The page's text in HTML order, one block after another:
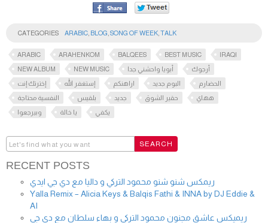
CATEGORIES ARABIC BLOG SONG OF WEEK TALK
ARABIC ARAHENKOM BALQEES BEST MUSIC
IRAQI
NEW ALBUM
NEW MUSIC أبويا واحشني جدا
أرجوك
إخترتك إنت
إستغفر الله اراهنكم البوم جديد
الحضارم
النفسية محتاجة
بلقيس جديد حقير الشوق
ههاي
وبيرجعوا
يا خالة يكفي
RECENT POSTS
ريمكس شنو شنو محمود التركي و داليا مع دي جي ايدي
Yalla Remix – Alicia Keys & Balqis Fathi & INNA by DJ Eddie &
AI
ريميكس عاشق مجنون محمود التركي و بهاء سلطان مع دي جي